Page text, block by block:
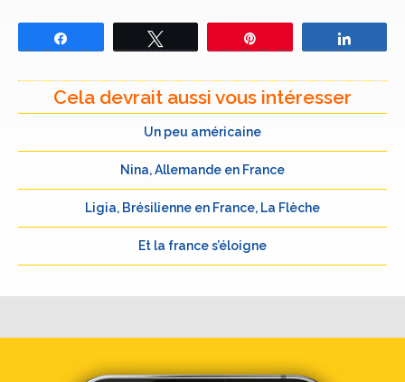
Cela devrait aussi vous intéresser
Un peu américaine
Nina, Allemande en France
Ligia, Brésilienne en France, La Flèche
Et la france s’éloigne